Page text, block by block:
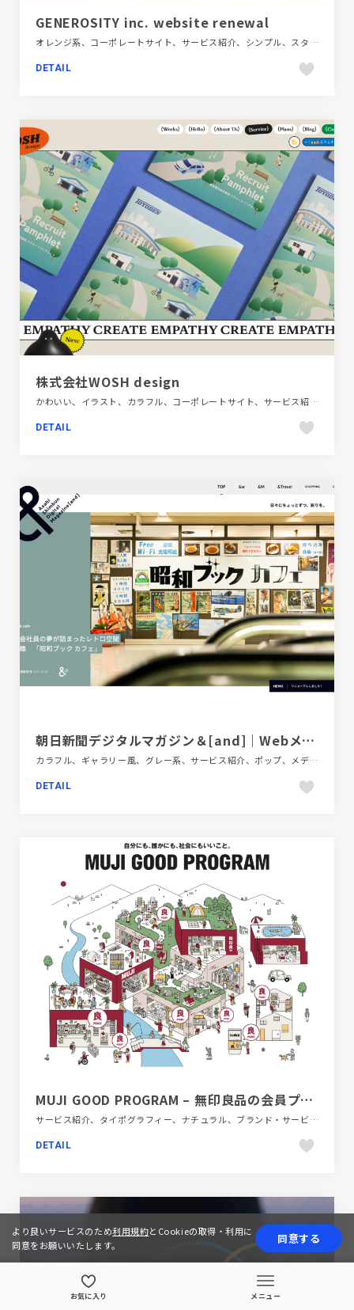
お気に入り メニュー
GENEROSITY inc. website renewal
オレンジ系、コーポレートサイト、サービス紹介、シンプル、スタイリッシュ、テクノロジー・サイエンス、デザイン・アート・音楽・文芸、ブラック系 、ブランド・サービスサイト、動画が流れる
DETAIL
株式会社WOSH design
かわいい、イラスト、カラフル、コーポレートサイト、サービス紹介、フラットデザイン、ポップ、動画が流れる
DETAIL
朝日新聞デジタルマガジン＆[and]｜Webメディア統合・リブランディング事例｜RANA UNITED
カラフル、ギャラリー風、グレー系、サービス紹介、ポップ、メディアサイト、手書き・ハンドメイド
DETAIL
MUJI GOOD PROGRAM – 無印良品の会員プログラム
サービス紹介、タイポグラフィー、ナチュラル、ブランド・サービスサイト、ベージュ・ゴールド系、ポップ
DETAIL
より良いサービスのため利用規約とCookieの取得・利用に
同意をお願いいたします。
同意する